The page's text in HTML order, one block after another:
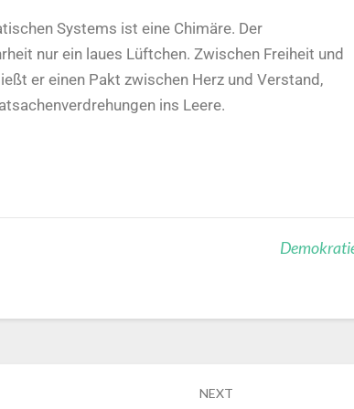
Systems ist eine Chimäre. Der
nur ein laues Lüftchen. Zwischen Freiheit und
er einen Pakt zwischen Herz und Verstand,
ins Leere.
NEXT